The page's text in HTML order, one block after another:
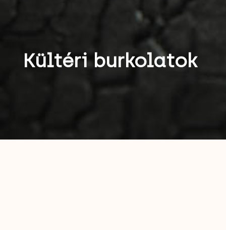
Kültéri burkolatok